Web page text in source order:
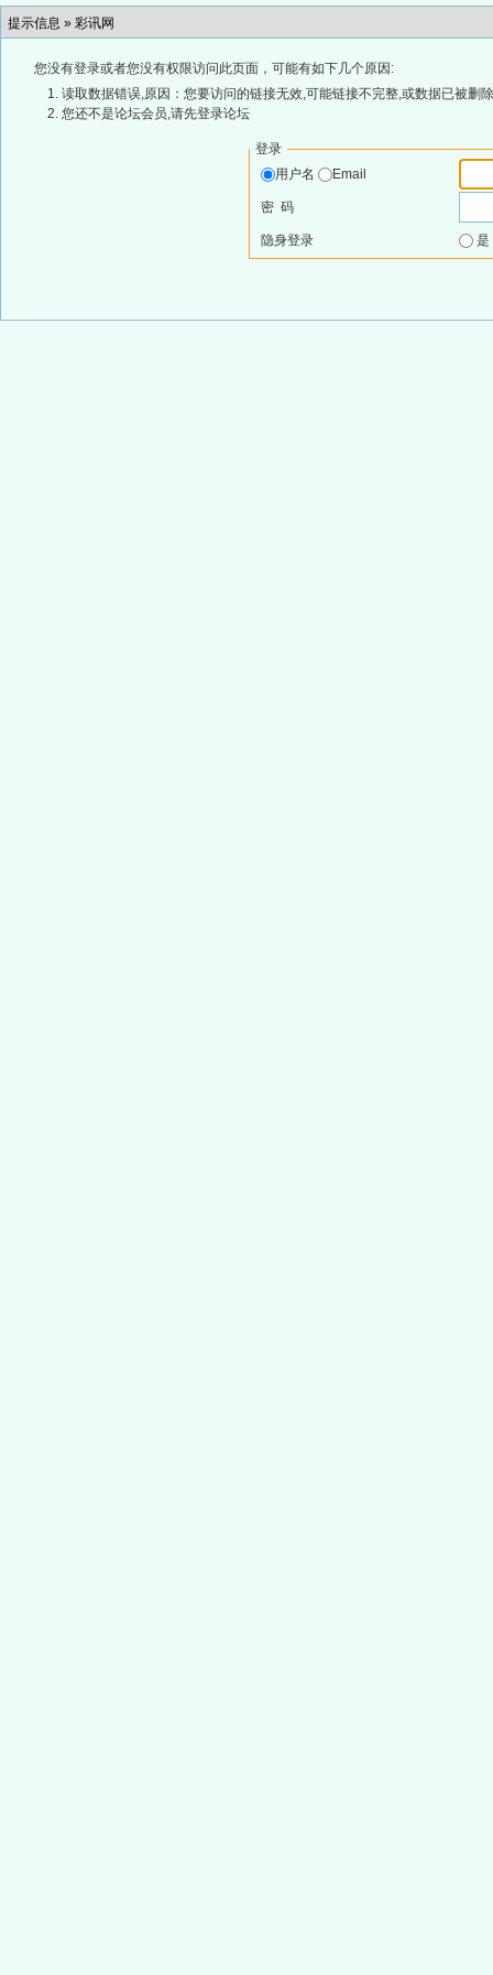
提示信息 » 彩讯网
您没有登录或者您没有权限访问此页面，可能有如下几个原因:
读取数据错误,原因：您要访问的链接无效,可能链接不完整,或数据已被删
您还不是论坛会员,请先登录论坛
登录
用户名
Email
密 码
隐身登录